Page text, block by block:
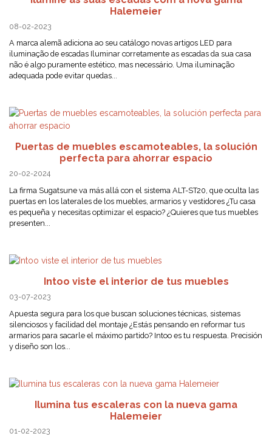
Halemeier
08-02-2023
A marca alemã adiciona ao seu catálogo novas artigos LED para
iluminação de escadas Iluminar corretamente as escadas da sua casa
não é algo puramente estético, mas necessário. Uma iluminação
adequada pode evitar quedas...
Puertas de muebles escamoteables, la solución
perfecta para ahorrar espacio
20-02-2024
La firma Sugatsune va más allá con el sistema ALT-ST20, que oculta las
puertas en los laterales de los muebles, armarios y vestidores ¿Tu casa
es pequeña y necesitas optimizar el espacio? ¿Quieres que tus muebles
presenten...
Intoo viste el interior de tus muebles
03-07-2023
Apuesta segura para los que buscan soluciones técnicas, sistemas
silenciosos y facilidad del montaje ¿Estás pensando en reformar tus
armarios para sacarle el máximo partido? Intoo es tu respuesta. Precisión
y diseño son los...
Ilumina tus escaleras con la nueva gama
Halemeier
01-02-2023